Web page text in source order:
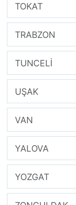
TOKAT
TRABZON
TUNCELİ
UŞAK
VAN
YALOVA
YOZGAT